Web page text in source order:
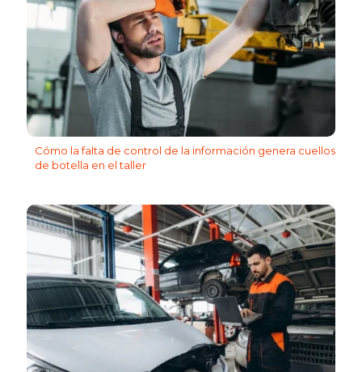
Cómo la falta de control de la información genera cuellos
de botella en el taller